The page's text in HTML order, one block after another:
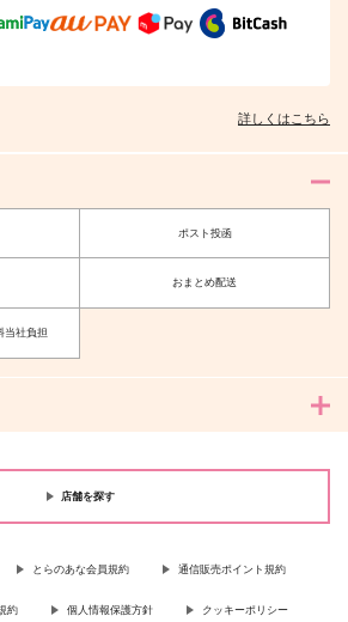
詳しくはこちら
ポスト投函
おまとめ配送
当社負担
店舗を探す
とらのあな会員規約 通信販売ポイント規約
約 個人情報保護方針 クッキーポリシー